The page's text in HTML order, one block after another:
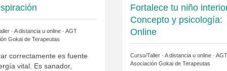
· A distancia u online ·AGT
Gokai de Terapeutas
correctamente es fuente
vital. Es sanador,
Fortalece tu niño
Concepto y psicología:
Online
Curso/Taller · A distancia u online · AGT
Asociación Gokai de Terapeutas